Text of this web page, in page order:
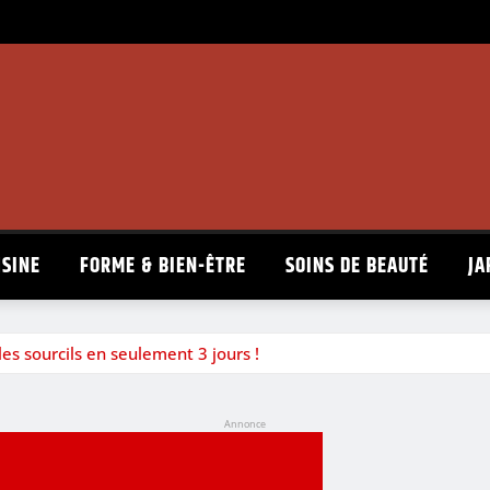
FORME & BIEN-ÊTRE SOINS DE BEAUTÉ
sourcils en seulement 3 jours !
Annonce